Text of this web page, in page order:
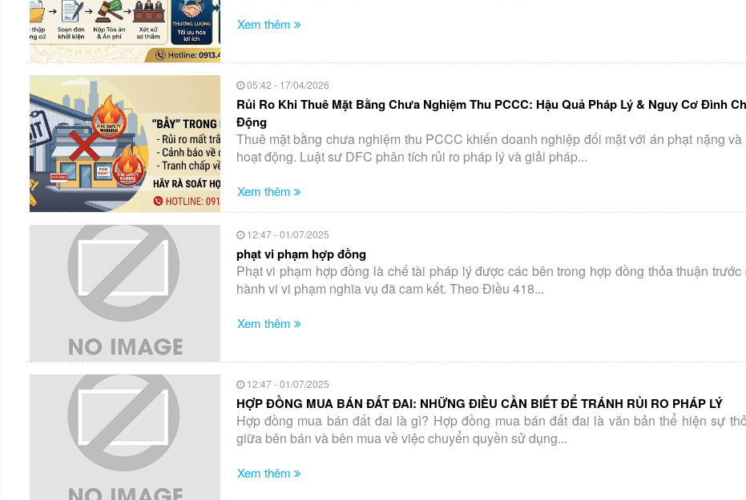
Xem thêm
05:42 - 17/04/2026
Rủi Ro Khi Thuê Mặt Bằng Chưa Nghiệm Thu PCCC: Hậu Quả Pháp Lý & Nguy Cơ Đình
Động
Thuê mặt bằng chưa nghiệm thu PCCC khiến doanh nghiệp đối mặt với án phạt nặng
hoạt động. Luật sư DFC phân tích rủi ro pháp lý và giải pháp...
Xem thêm
12:47 - 01/07/2025
phạt vi phạm hợp đồng
Phạt vi phạm hợp đồng là chế tài pháp lý được các bên trong hợp đồng thỏa thuận
hành vi vi phạm nghĩa vụ đã cam kết. Theo Điều 418...
Xem thêm
12:47 - 01/07/2025
HỢP ĐỒNG MUA BÁN ĐẤT ĐAI: NHỮNG ĐIỀU CẦN BIẾT ĐỂ TRÁNH RỦI RO PHÁP LÝ
Hợp đồng mua bán đất đai là gì? Hợp đồng mua bán đất đai là văn bản thể hiện sự
giữa bên bán và bên mua về việc chuyển quyền sử dụng...
Xem thêm